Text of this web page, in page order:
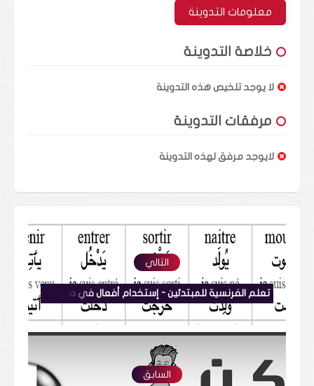
معلومات التدوينة
خلاصة التدوينة
لا يوجد تلخيص هذه التدوينة
مرفقات التدوينة
لايوجد مرفق لهذه التدوينة
التالي
السابق